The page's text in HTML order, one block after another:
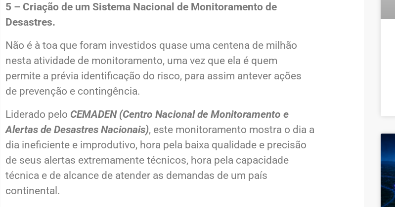
5 – Criação de um Sistema Nacional de Monitoramento de
Desastres.
Não é à toa que foram investidos quase uma centena de milhão
nesta atividade de monitoramento, uma vez que ela é quem
permite a prévia identificação do risco, para assim antever ações
de prevenção e contingência.
Liderado pelo CEMADEN (Centro Nacional de Monitoramento e
Alertas de Desastres Nacionais), este monitoramento mostra o dia a
dia ineficiente e improdutivo, hora pela baixa qualidade e precisão
de seus alertas extremamente técnicos, hora pela capacidade
técnica e de alcance de atender as demandas de um país
continental.